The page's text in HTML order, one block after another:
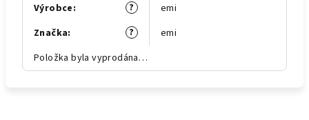
?
Výrobce:
emi
?
Značka:
emi
Položka byla vyprodána…